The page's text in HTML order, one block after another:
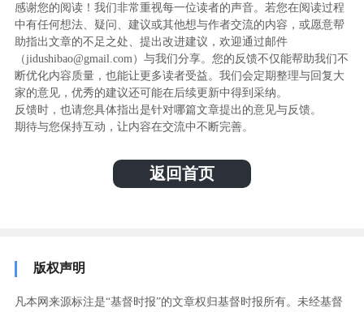
感谢您的阅读！我们非常重视每一位读者的声音。若您在阅读过程
中有任何想法、疑问、建议或其他想与作者交流的内容，或愿意帮
助指出文章的不足之处、提出改进建议，欢迎通过邮件
（jidushibao@gmail.com）与我们分享。您的反馈不仅能帮助我们不
断优化内容质量，也能让更多读者受益。我们会定期整理与回复大
家的意见，优秀的建议还可能在后续更新中得到采纳。
反馈时，也请您具体指出是针对哪篇文章提出的意见与反馈。
期待与您保持互动，让内容在交流中不断完善。
返回首页
版权声明
凡本网来源标注是“基督时报”的文章权归基督时报所有。未经基督